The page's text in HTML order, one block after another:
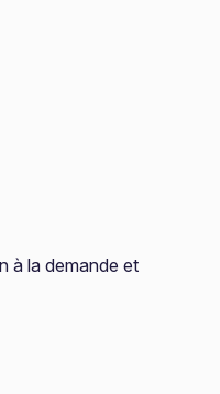
à la demande et